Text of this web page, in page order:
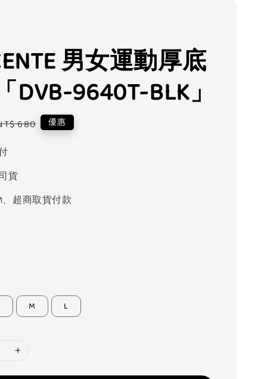
男女運動厚底
DVB-9640T-BLK」
680 優惠
貨
、超商取貨付款
M L